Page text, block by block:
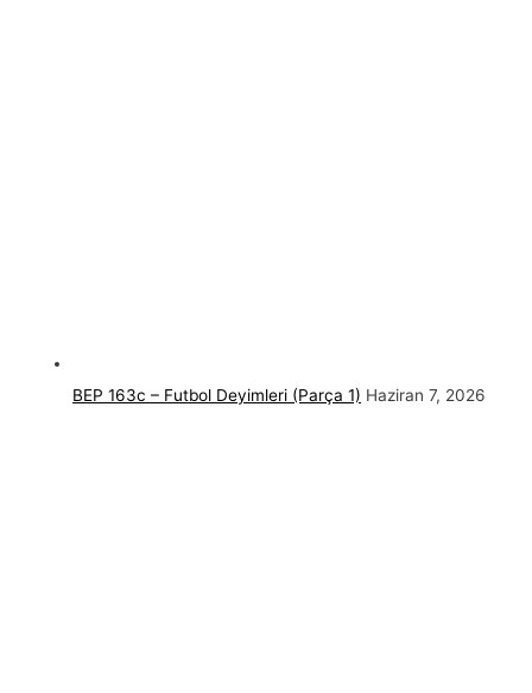
BEP 163c – Futbol Deyimleri (Parça 1) Haziran 7, 2026